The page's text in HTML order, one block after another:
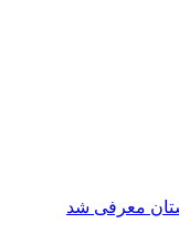
معرفی شد